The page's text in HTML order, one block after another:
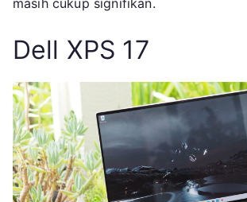
Dell XPS 17